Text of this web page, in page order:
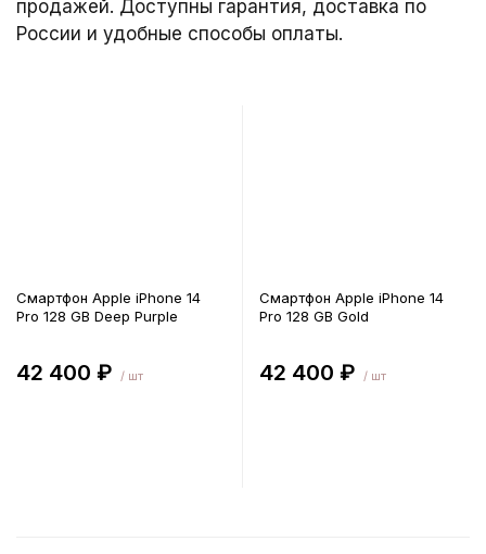
продажей. Доступны гарантия, доставка по
России и удобные способы оплаты.
Смартфон Apple iPhone 14
Pro 128 GB Deep Purple
42 400 ₽ / шт
Смартфон Apple iPhone 14
Pro 128 GB Gold
42 400 ₽ / шт